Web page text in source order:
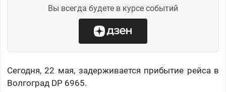
Вы всегда будете в курсе событий
Сегодня, 22 мая, задерживается прибытие рейса в
Волгоград DP 6965.